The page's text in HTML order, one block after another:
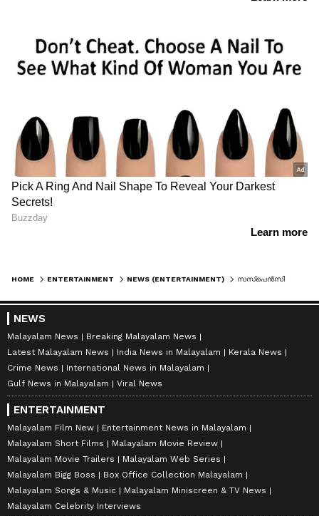
HOME ENTERTAINMENT NEWS (ENTERTAINMENT)
NEWS
Malayalam News
Breaking Malayalam News
Latest Malayalam News
India News in Malayalam
Kerala News
Crime News
International News in Malayalam
Gulf News in Malayalam
Viral News
ENTERTAINMENT
Malayalam Film New
Entertainment News in Malayalam
Malayalam Short Films
Malayalam Movie Review
Malayalam Movie Trailers
Malayalam Web Series
Malayalam Bigg Boss
Box Office Collection Malayalam
Malayalam Songs & Music
Malayalam Miniscreen & TV News
Malayalam Celebrity Interviews